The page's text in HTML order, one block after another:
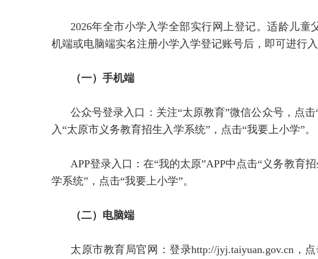
2026年全市小学入学全部实行网上登记。适龄儿童
机端或电脑端实名注册小学入学登记账号后，即可进行入
（一）手机端
公众号登录入口：关注“太原教育”微信公众号，点
入“太原市义务教育招生入学系统”，点击“我要上小学”。
APP登录入口：在“我的太原”APP中点击“义务教育
学系统”，点击“我要上小学”。
（二）电脑端
太原市教育局官网：登录http://jyj.taiyuan.gov.cn，